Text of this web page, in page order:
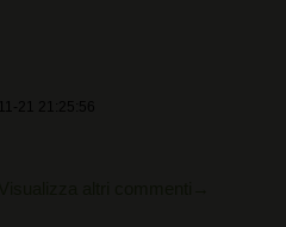
21 21:25:56